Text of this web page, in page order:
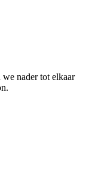
nader tot elkaar